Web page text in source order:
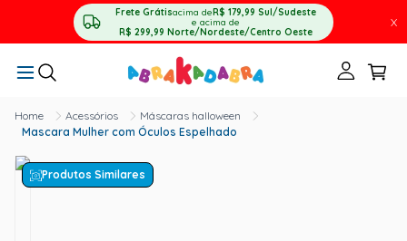
Frete Grátisacima deR$ 179,99 Sul/Sudeste
e acima de
R$ 299,99 Norte/Nordeste/Centro Oeste
X
Acessórios
Máscaras halloween
Mascara Mulher com Óculos Espelhado
Produtos Similares